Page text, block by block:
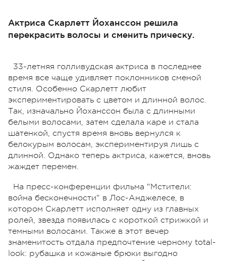
Актриса Скарлетт Йоханссон решила
перекрасить волосы и сменить прическу.
33-летняя голливудская актриса в последнее
время все чаще удивляет поклонников сменой
стиля. Особенно Скарлетт любит
экспериментировать с цветом и длинной волос.
Так, изначально Йоханссон была с длинными
белыми волосами, затем сделала каре и стала
шатенкой, спустя время вновь вернулся к
белокурым волосам, экспериментируя лишь с
длинной. Однако теперь актриса, кажется, вновь
жаждет перемен.
На пресс-конференции фильма "Мстители:
война бесконечности" в Лос-Анджелесе, в
котором Скарлетт исполняет одну из главных
ролей, звезда появилась с короткой стрижкой и
темными волосами. Также в этот вечер
знаменитость отдала предпочтение черному total-
look: рубашка и кожаные брюки выгодно